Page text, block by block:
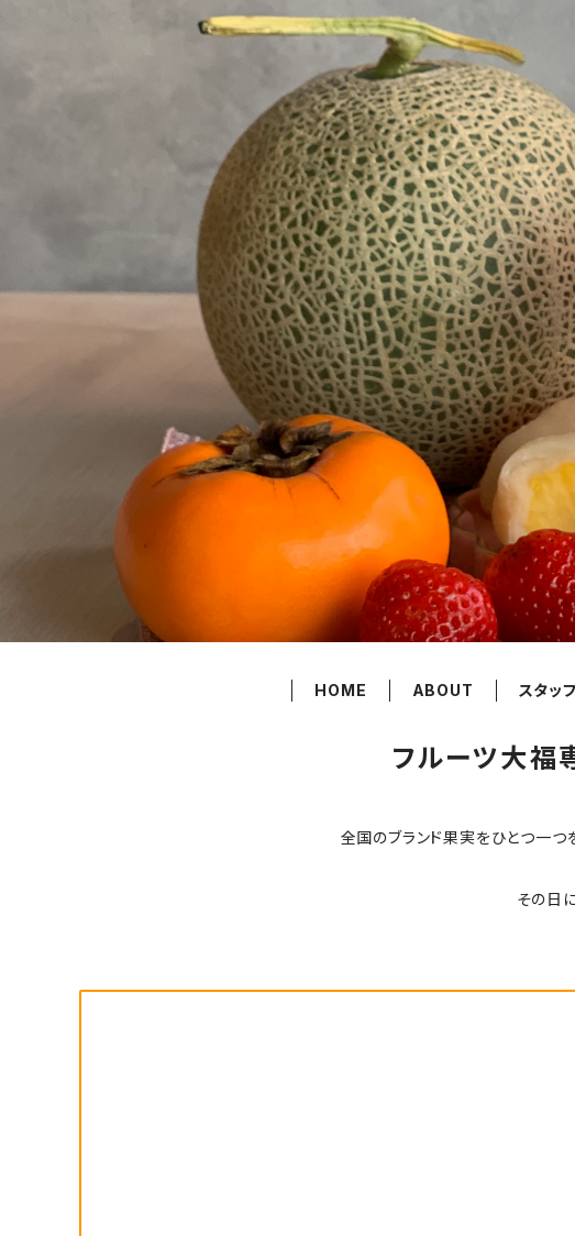
HOME ABOUT スタッ
フルーツ大福
全国のブランド果実をひとつ一つ
その日